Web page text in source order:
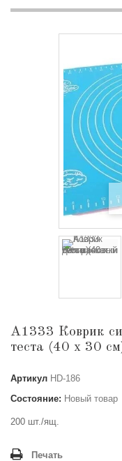
A1333 Коврик
теста (40 х 30
Артикул HD-186
Состояние: Новый товар
200 шт./ящ.
Печать